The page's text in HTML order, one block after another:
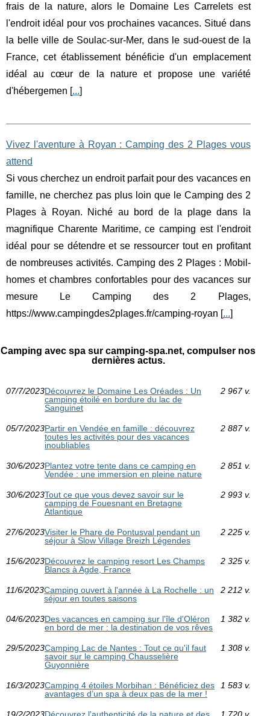
frais de la nature, alors le Domaine Les Carrelets est
l'endroit idéal pour vos prochaines vacances. Situé dans
la belle ville de Soulac-sur-Mer, dans le sud-ouest de la
France, cet établissement bénéficie d'un emplacement
idéal au cœur de la nature et propose une variété
d'hébergemen [...]
Vivez l'aventure à Royan : Camping des 2 Plages vous
attend
Si vous cherchez un endroit parfait pour des vacances en
famille, ne cherchez pas plus loin que le Camping des 2
Plages à Royan. Niché au bord de la plage dans la
magnifique Charente Maritime, ce camping est l'endroit
idéal pour se détendre et se ressourcer tout en profitant
de nombreuses activités. Camping des 2 Plages : Mobil-
homes et chambres confortables pour des vacances sur
mesure Le Camping des 2 Plages,
https://www.campingdes2plages.fr/camping-royan [...]
Camping avec spa sur camping-spa.net, compulser nos
dernières actus.
07/7/2023Découvrez le Domaine Les Oréades : Un
camping étoilé en bordure du lac de
Sanguinet
2 967 v.
05/7/2023Partir en Vendée en famille : découvrez
toutes les activités pour des vacances
inoubliables
2 887 v.
30/6/2023Plantez votre tente dans ce camping en
Vendée : une immersion en pleine nature
2 851 v.
30/6/2023Tout ce que vous devez savoir sur le
camping de Fouesnant en Bretagne
Atlantique
2 993 v.
27/6/2023Visiter le Phare de Pontusval pendant un
séjour à Slow Village Breizh Légendes
2 225 v.
15/6/2023Découvrez le camping resort Les Champs
Blancs à Agde, France
2 325 v.
11/6/2023Camping ouvert à l'année à La Rochelle : un
séjour en toutes saisons
2 212 v.
04/6/2023Des vacances en camping sur l'île d'Oléron
en bord de mer : la destination de vos rêves
1 382 v.
29/5/2023Camping Lac de Nantes : Tout ce qu'il faut
savoir sur le camping Chausselière
Guyonnière
1 308 v.
16/3/2023Camping 4 étoiles Morbihan : Bénéficiez des
avantages d’un spa à deux pas de la mer !
1 583 v.